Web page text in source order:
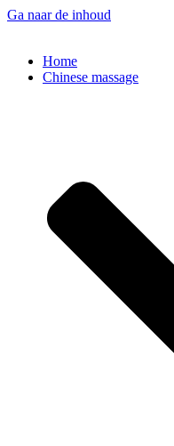
Ga naar de inhoud
Home
Chinese massage